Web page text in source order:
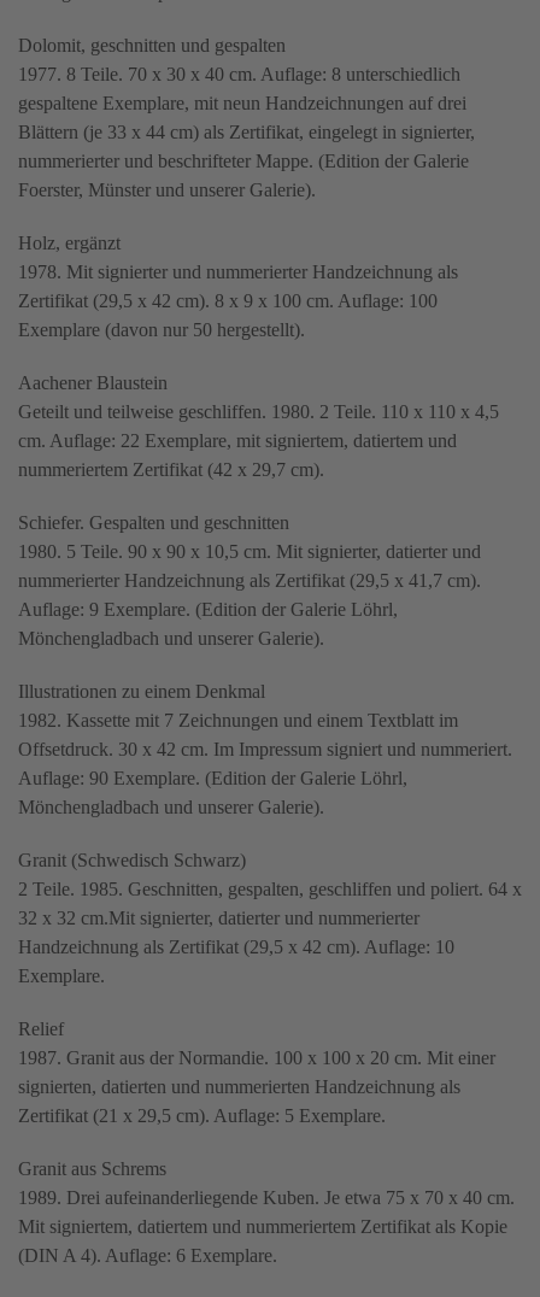
Dolomit, geschnitten und gespalten
1977. 8 Teile. 70 x 30 x 40 cm. Auflage: 8 unterschiedlich
gespaltene Exemplare, mit neun Handzeichnungen auf drei
Blättern (je 33 x 44 cm) als Zertifikat, eingelegt in signierter,
nummerierter und beschrifteter Mappe. (Edition der Galerie
Foerster, Münster und unserer Galerie).
Holz, ergänzt
1978. Mit signierter und nummerierter Handzeichnung als
Zertifikat (29,5 x 42 cm). 8 x 9 x 100 cm. Auflage: 100
Exemplare (davon nur 50 hergestellt).
Aachener Blaustein
Geteilt und teilweise geschliffen. 1980. 2 Teile. 110 x 110 x 4,5
cm. Auflage: 22 Exemplare, mit signiertem, datiertem und
nummeriertem Zertifikat (42 x 29,7 cm).
Schiefer. Gespalten und geschnitten
1980. 5 Teile. 90 x 90 x 10,5 cm. Mit signierter, datierter und
nummerierter Handzeichnung als Zertifikat (29,5 x 41,7 cm).
Auflage: 9 Exemplare. (Edition der Galerie Löhrl,
Mönchengladbach und unserer Galerie).
Illustrationen zu einem Denkmal
1982. Kassette mit 7 Zeichnungen und einem Textblatt im
Offsetdruck. 30 x 42 cm. Im Impressum signiert und nummeriert.
Auflage: 90 Exemplare. (Edition der Galerie Löhrl,
Mönchengladbach und unserer Galerie).
Granit (Schwedisch Schwarz)
2 Teile. 1985. Geschnitten, gespalten, geschliffen und poliert. 64 x
32 x 32 cm.Mit signierter, datierter und nummerierter
Handzeichnung als Zertifikat (29,5 x 42 cm). Auflage: 10
Exemplare.
Relief
1987. Granit aus der Normandie. 100 x 100 x 20 cm. Mit einer
signierten, datierten und nummerierten Handzeichnung als
Zertifikat (21 x 29,5 cm). Auflage: 5 Exemplare.
Granit aus Schrems
1989. Drei aufeinanderliegende Kuben. Je etwa 75 x 70 x 40 cm.
Mit signiertem, datiertem und nummeriertem Zertifikat als Kopie
(DIN A 4). Auflage: 6 Exemplare.